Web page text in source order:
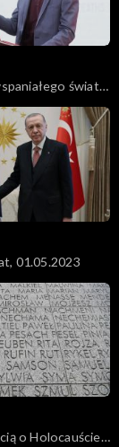
świata
01.05.2023
o Holocauście?